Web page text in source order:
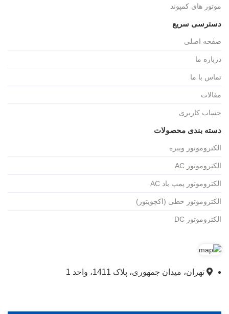
موتور های کمپوند
دسترسی سریع
صفحه اصلی
درباره ما
تماس با ما
مقالات
حساب کاربری
دسته بندی محصولات
الکتروموتور ویبره
الکتروموتور AC
الکتروموتور پمپ باد AC
الکتروموتور خطی (اکچویتور)
الکتروموتور DC
تهران، میدان جمهوری، پلاک 1411، واحد 1